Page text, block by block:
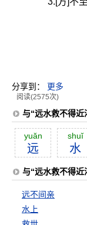
分享到： 更多
阅读(2575次)
与“远水救不得近
yuăn
远
shuĭ
水
与“远水救不得近
远不间亲
水上